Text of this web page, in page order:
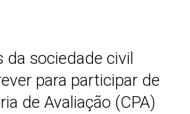
da sociedade civil
para participar de
de Avaliação (CPA)